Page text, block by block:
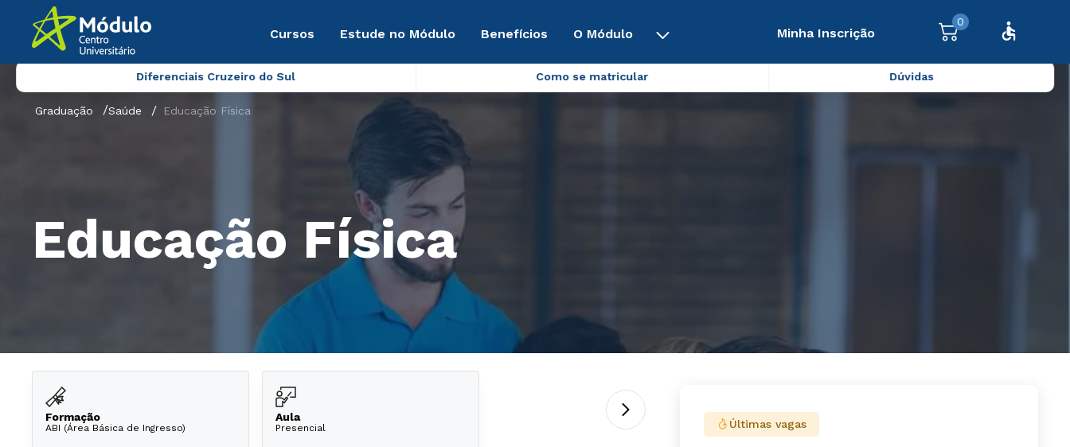
Cursos Estude no Módulo Benefícios O Módulo Minha Inscrição
0
Diferenciais Cruzeiro do Sul Como se matricular Dúvidas
Graduação Saúde Educação Física
Educação Física
Formação
ABI (Área Básica de Ingresso)
Aula
Presencial Últimas vagas